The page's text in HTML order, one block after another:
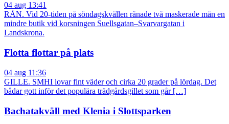
04 aug 13:41
RÅN. Vid 20-tiden på söndagskvällen rånade två maskerade män en
mindre butik vid korsningen Suellsgatan–Svarvargatan i
Landskrona.
Flotta flottar på plats
04 aug 11:36
GILLE. SMHI lovar fint väder och cirka 20 grader på lördag. Det
bådar gott inför det populära trädgårdsgillet som går […]
Bachatakväll med Klenia i Slottsparken